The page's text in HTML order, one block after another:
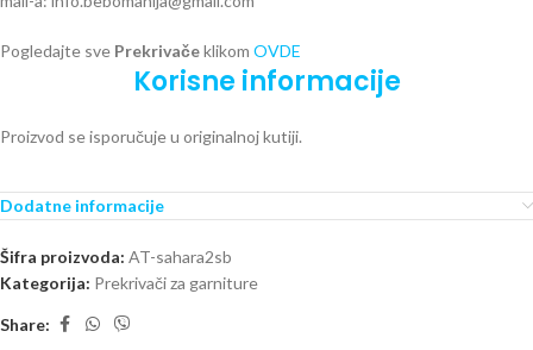
Pogledajte sve Prekrivačeklikom OVDE
Korisne informacije
Proizvod se isporučuje u originalnoj kutiji.
Dodatne informacije
Šifra proizvoda: AT-sahara2sb
Kategorija: Prekrivači za garniture
Share: